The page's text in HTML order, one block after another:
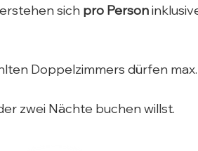
sich pro Person
Doppelzimmers dürfen
zwei Nächte buchen willst.​